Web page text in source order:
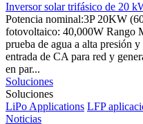
Inversor solar trifásico de 20
Potencia nominal:3P 20KW
fotovoltaico: 40,000W Rango
prueba de agua a alta presión
entrada de CA para red y
en par...
Soluciones
Soluciones
LiPo Applications LFP
Noticias